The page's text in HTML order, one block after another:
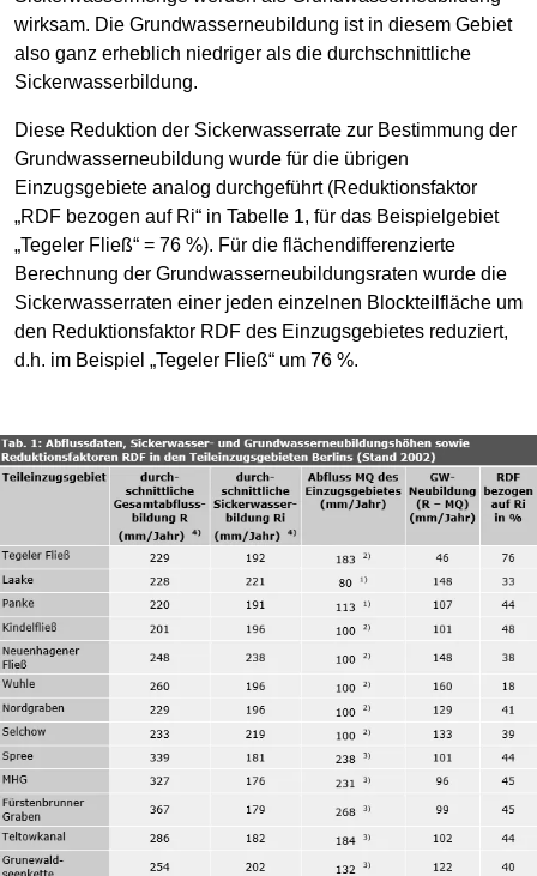
wirksam. Die Grundwasserneubildung ist in diesem Gebiet
also ganz erheblich niedriger als die durchschnittliche
Sickerwasserbildung.
Diese Reduktion der Sickerwasserrate zur Bestimmung der
Grundwasserneubildung wurde für die übrigen
Einzugsgebiete analog durchgeführt (Reduktionsfaktor
„RDF bezogen auf Ri“ in Tabelle 1, für das Beispielgebiet
„Tegeler Fließ“ = 76 %). Für die flächendifferenzierte
Berechnung der Grundwasserneubildungsraten wurde die
Sickerwasserraten einer jeden einzelnen Blockteilfläche um
den Reduktionsfaktor RDF des Einzugsgebietes reduziert,
d.h. im Beispiel „Tegeler Fließ“ um 76 %.